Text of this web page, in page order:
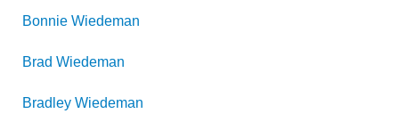
Bonnie Wiedeman
Brad Wiedeman
Bradley Wiedeman